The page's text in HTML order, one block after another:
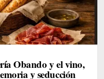
Obando y el vino,
y seducción